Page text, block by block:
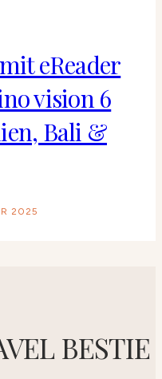
eReader
vision 6
Bali &
2025
BESTIE